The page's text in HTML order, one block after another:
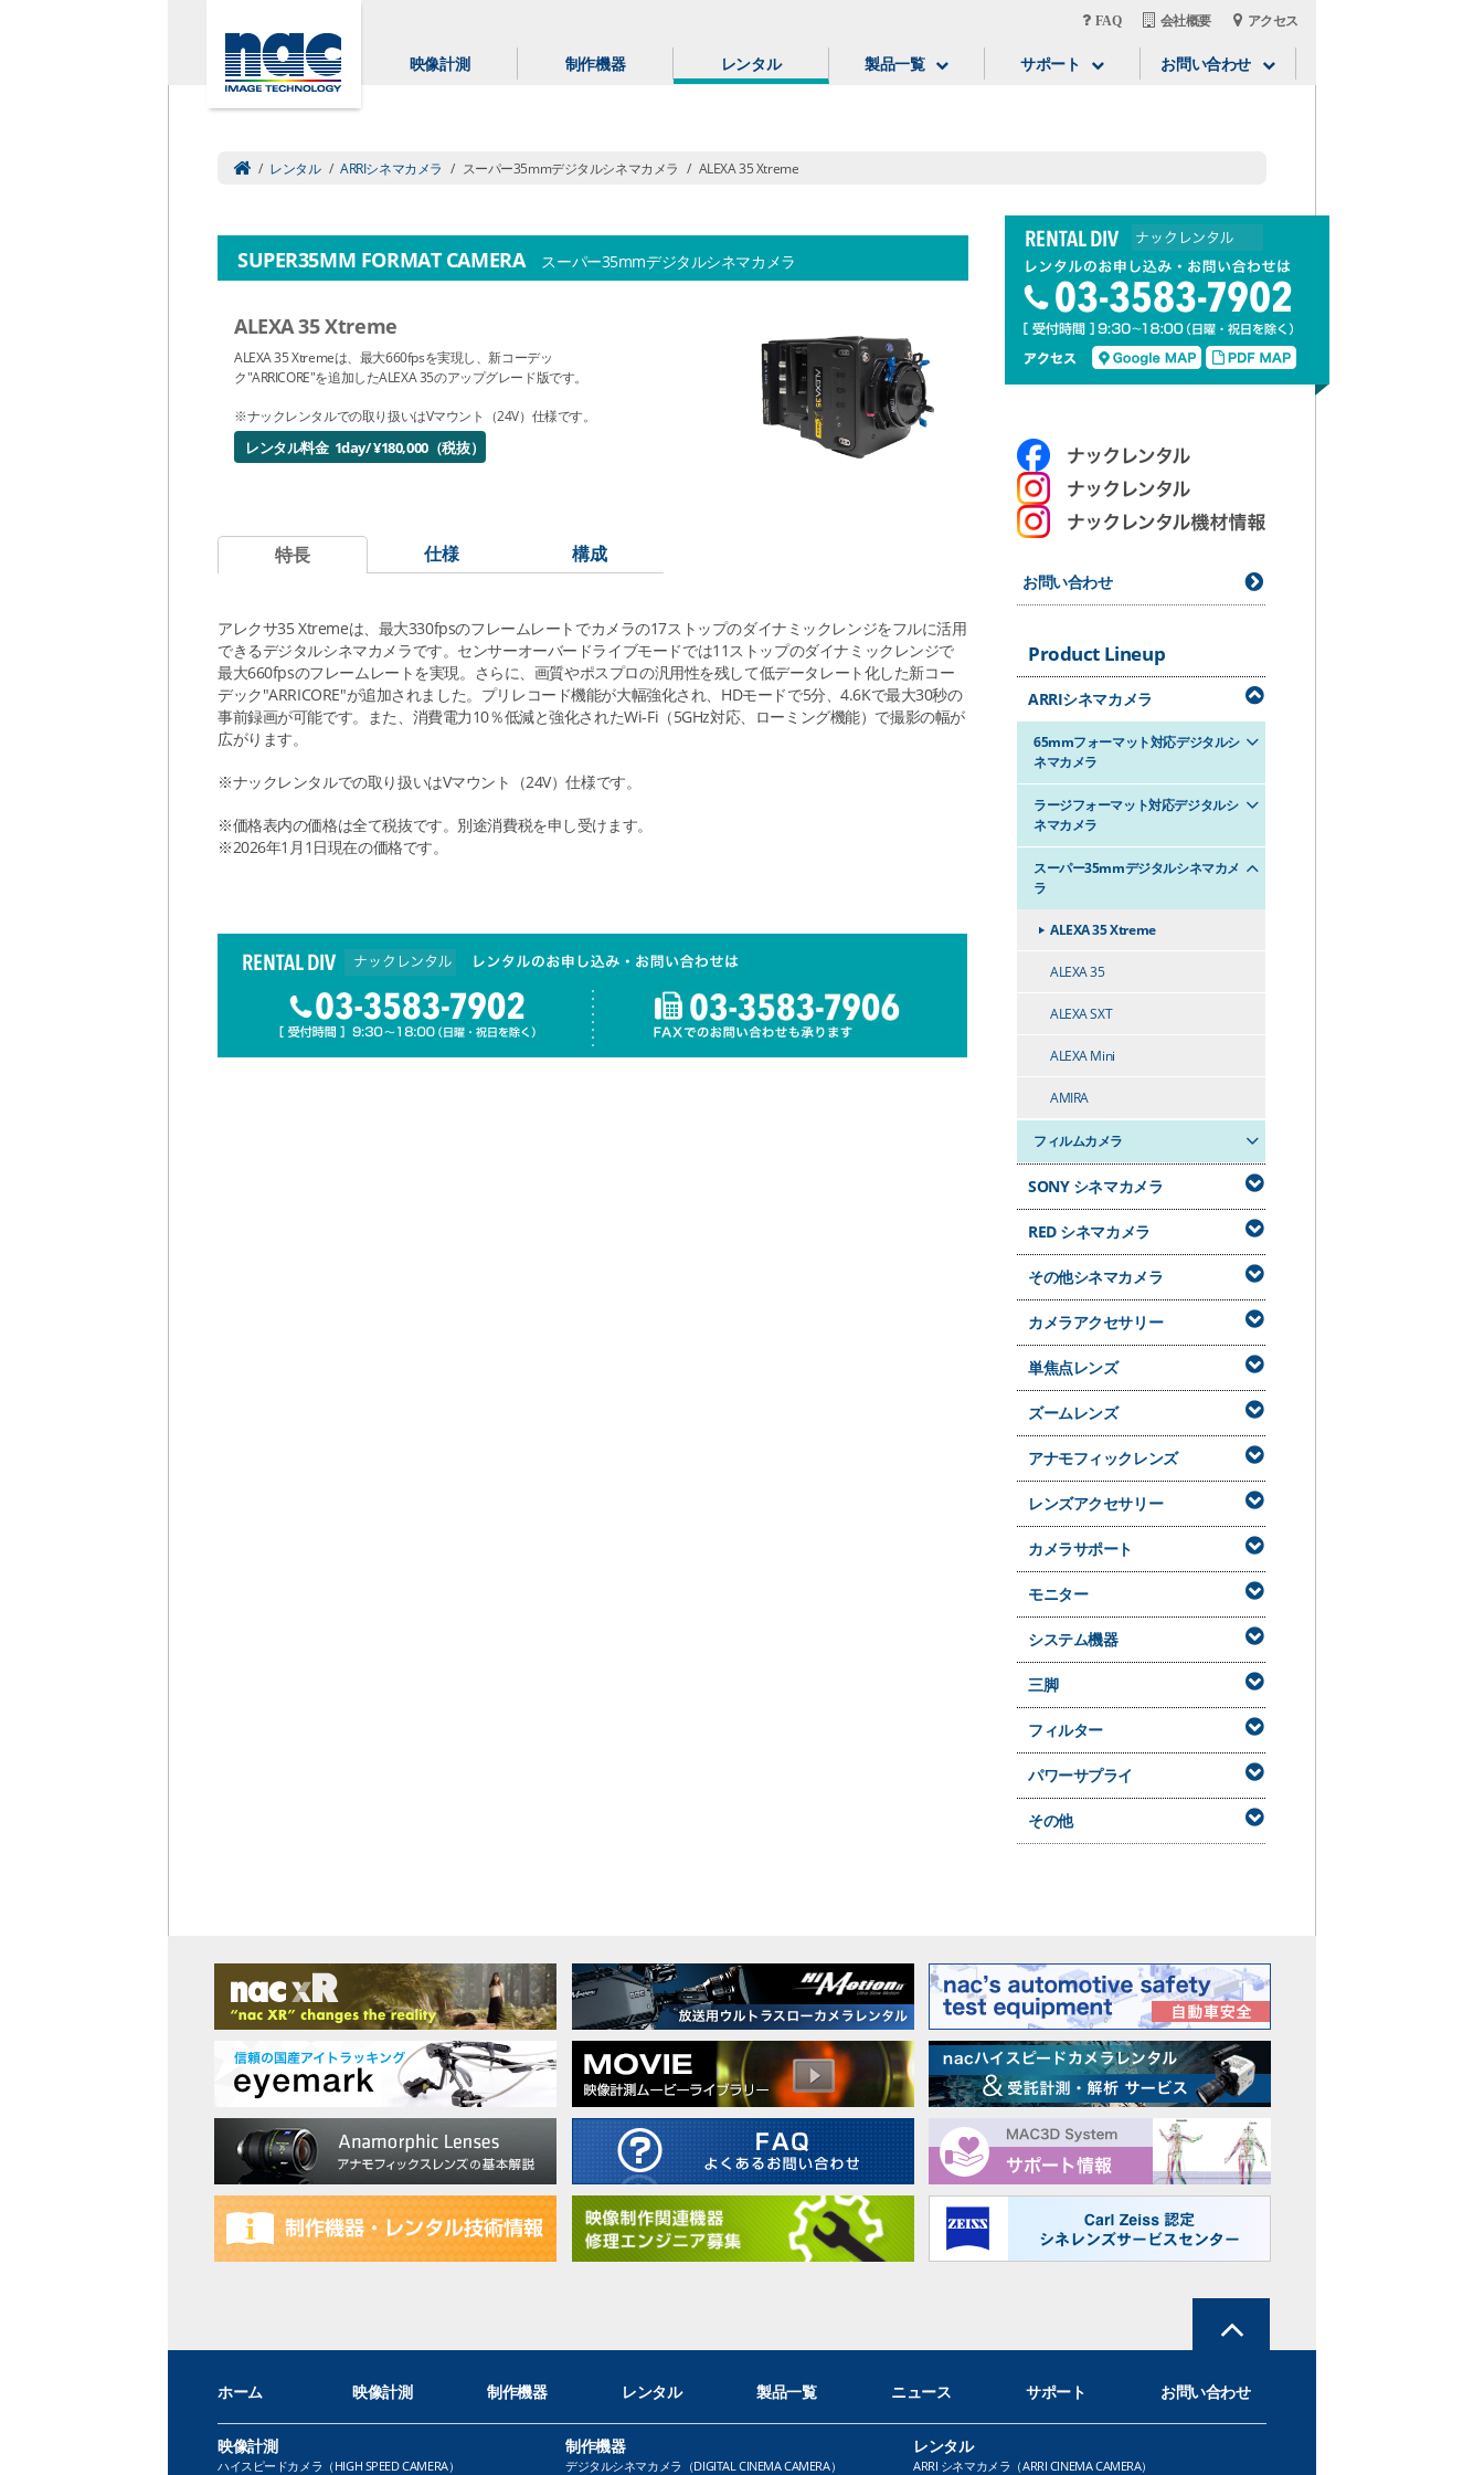
FAQ 会社概要 アクセス
映像計測 制作機器 レンタル 製品一覧 サポート お問い合わせ
/ レンタル / ARRIシネマカメラ / スーパー35mmデジタルシネマカメラ / ALEXA 35 Xtreme
SUPER35MM FORMAT CAMERA スーパー35mmデジタルシネマカメラ
ALEXA 35 Xtreme
ALEXA 35 Xtremeは、最大660fpsを実現し、新コーデッ
ク"ARRICORE"を追加したALEXA 35のアップグレード版です。
※ナックレンタルでの取り扱いはVマウント（24V）仕様です。
レンタル料金 1day/ ¥180,000（税抜）
特長 仕様 構成
アレクサ35 Xtremeは、最大330fpsのフレームレートでカメラの17ストップのダイナミックレンジをフルに活用
できるデジタルシネマカメラです。センサーオーバードライブモードでは11ストップのダイナミックレンジで
最大660fpsのフレームレートを実現。さらに、画質やポスプロの汎用性を残して低データレート化した新コー
デック"ARRICORE"が追加されました。プリレコード機能が大幅強化され、HDモードで5分、4.6Kで最大30秒の
事前録画が可能です。また、消費電力10％低減と強化されたWi-Fi（5GHz対応、ローミング機能）で撮影の幅が
広がります。
※ナックレンタルでの取り扱いはVマウント（24V）仕様です。
※価格表内の価格は全て税抜です。別途消費税を申し受けます。
※2026年1月1日現在の価格です。
お問い合わせ
Product Lineup
ARRIシネマカメラ
65mmフォーマット対応デジタルシ
ネマカメラ
ラージフォーマット対応デジタルシ
ネマカメラ
スーパー35mmデジタルシネマカメ
ラ
ALEXA 35 Xtreme
ALEXA 35
ALEXA SXT
ALEXA Mini
AMIRA
フィルムカメラ
SONY シネマカメラ
RED シネマカメラ
その他シネマカメラ
カメラアクセサリー
単焦点レンズ
ズームレンズ
アナモフィックレンズ
レンズアクセサリー
カメラサポート
モニター
システム機器
三脚
フィルター
パワーサプライ
その他
ホーム 映像計測 制作機器 レンタル 製品一覧 ニュース サポート お問い合わせ
映像計測
ハイスピードカメラ（HIGH SPEED CAMERA）
制作機器
デジタルシネマカメラ（DIGITAL CINEMA CAMERA）
レンタル
ARRI シネマカメラ（ARRI CINEMA CAMERA）